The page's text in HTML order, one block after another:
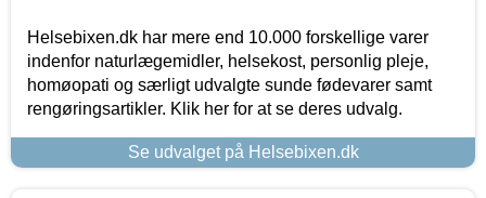
Helsebixen.dk har mere end 10.000 forskellige varer
indenfor naturlægemidler, helsekost, personlig pleje,
homøopati og særligt udvalgte sunde fødevarer samt
rengøringsartikler. Klik her for at se deres udvalg.
Se udvalget på Helsebixen.dk